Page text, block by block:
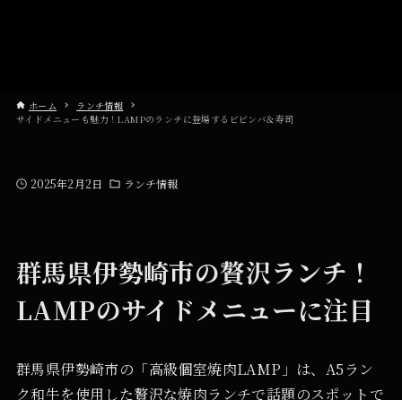
ホーム
ランチ情報
サイドメニューも魅力！LAMPのランチに登場するビビンバ＆寿司
2025年2月2日 ランチ情報
群馬県伊勢崎市の贅沢ランチ！
LAMPのサイドメニューに注目
群馬県伊勢崎市の「高級個室焼肉LAMP」は、A5ラン
ク和牛を使用した贅沢な焼肉ランチで話題のスポットで